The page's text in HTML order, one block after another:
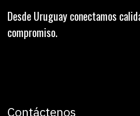
Desde Uruguay conectamos
compromiso.
Contáctenos